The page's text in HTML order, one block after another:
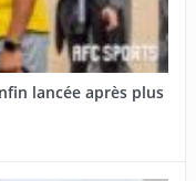
lancée après plus